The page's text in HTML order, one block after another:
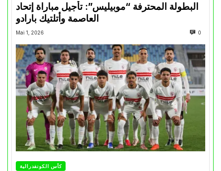
البطولة المحترفة “موبيليس”: تأجيل مباراة إتحاد
العاصمة وأتلتيك بارادو
Mai 1, 2026 0
كأس الكونفدرالية